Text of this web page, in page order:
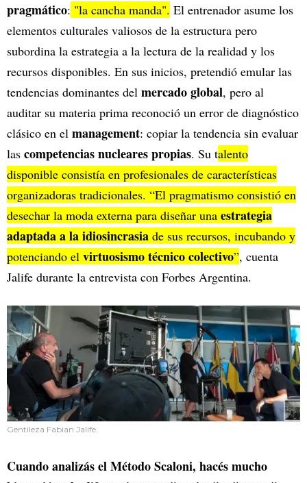
pragmático: "la cancha manda". El entrenador asume los
elementos culturales valiosos de la estructura pero
subordina la estrategia a la lectura de la realidad y los
recursos disponibles. En sus inicios, pretendió emular las
tendencias dominantes del mercado global, pero al
auditar su materia prima reconoció un error de diagnóstico
clásico en el management: copiar la tendencia sin evaluar
las competencias nucleares propias. Su talento
disponible consistía en profesionales de características
organizadoras tradicionales. “El pragmatismo consistió en
desechar la moda externa para diseñar una estrategia
adaptada a la idiosincrasia de sus recursos, incubando y
potenciando el virtuosismo técnico colectivo”, cuenta
Jalife durante la entrevista con Forbes Argentina.
Gentileza Fabian Jalife.
Cuando analizás el Método Scaloni, hacés mucho